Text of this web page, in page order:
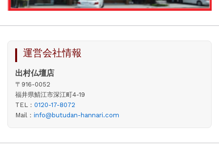
運営会社情報
出村仏壇店
〒916-0052
福井県鯖江市深江町4-19
TEL： 0120-17-8072
Mail： info@butudan-hannari.com